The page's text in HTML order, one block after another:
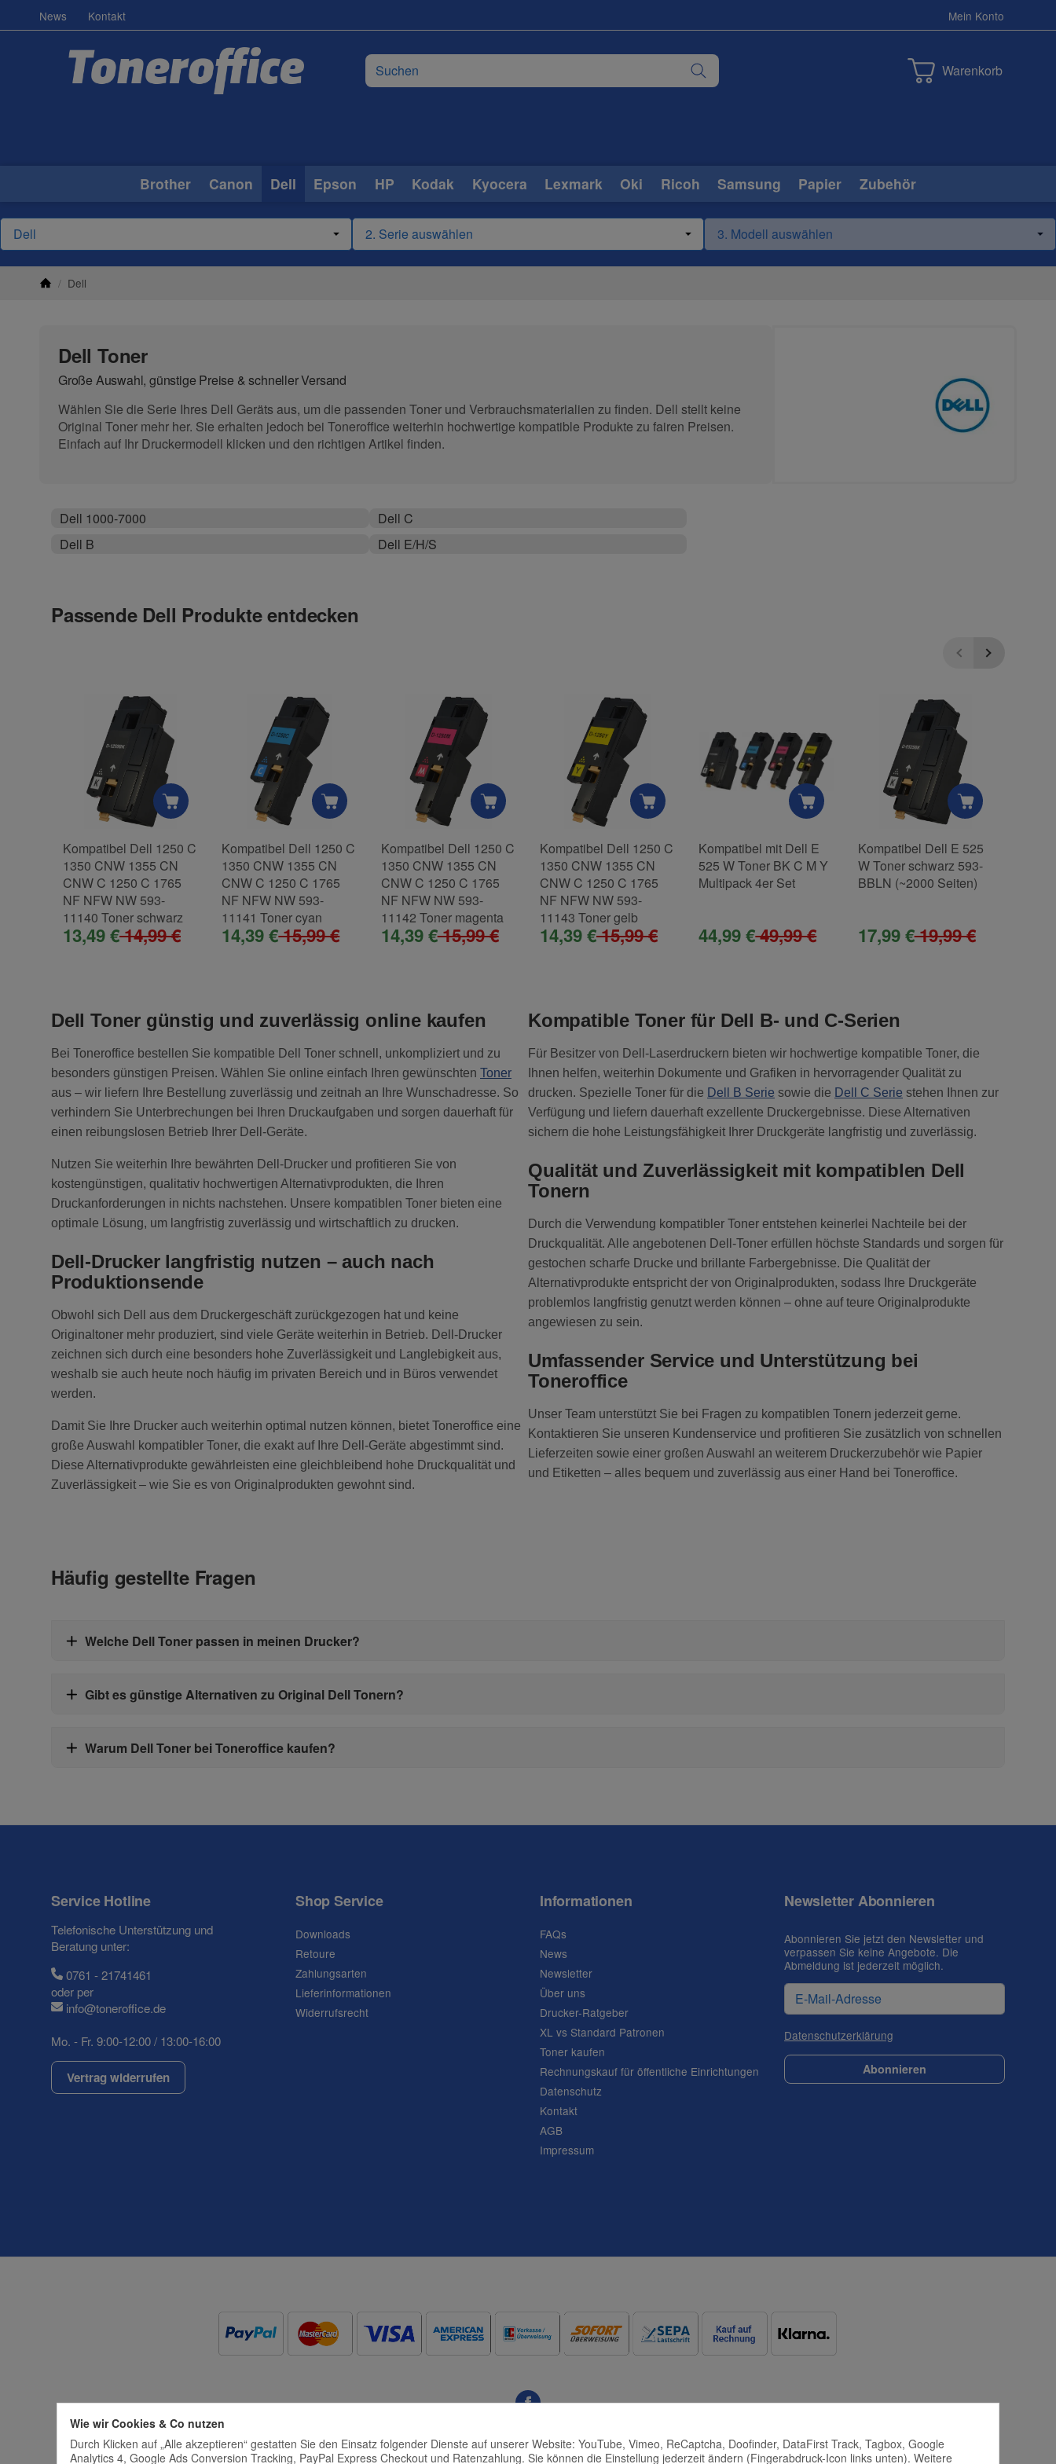
News Kontakt Mein Konto
Warenkorb
Brother Canon Dell Epson HP Kodak Kyocera Lexmark Oki Ricoh Samsung Papier Zubehör
/ Dell
Dell Toner
Große Auswahl, günstige Preise & schneller Versand
Wählen Sie die Serie Ihres Dell Geräts aus, um die passenden Toner und Verbrauchsmaterialien zu finden. Dell stellt keine
Original Toner mehr her. Sie erhalten jedoch bei Toneroffice weiterhin hochwertige kompatible Produkte zu fairen Preisen.
Einfach auf Ihr Druckermodell klicken und den richtigen Artikel finden.
Dell 1000-7000
Dell B
Dell C
Dell E/H/S
Passende Dell Produkte entdecken
Kompatibel Dell 1250 C
1350 CNW 1355 CN
CNW C 1250 C 1765
NF NFW NW 593-
11140 Toner schwarz
13,49 €14,99 €
Kompatibel Dell 1250 C
1350 CNW 1355 CN
CNW C 1250 C 1765
NF NFW NW 593-
11141 Toner cyan
14,39 €15,99 €
Kompatibel Dell 1250 C
1350 CNW 1355 CN
CNW C 1250 C 1765
NF NFW NW 593-
11142 Toner magenta
14,39 €15,99 €
Kompatibel Dell 1250 C
1350 CNW 1355 CN
CNW C 1250 C 1765
NF NFW NW 593-
11143 Toner gelb
14,39 €15,99 €
Kompatibel mit Dell E
525 W Toner BK C M Y
Multipack 4er Set
44,99 €49,99 €
Kompatibel Dell E 525
W Toner schwarz 593-
BBLN (~2000 Seiten)
17,99 €19,99 €
Dell Toner günstig und zuverlässig online kaufen
Bei Toneroffice bestellen Sie kompatible Dell Toner schnell, unkompliziert und zu
besonders günstigen Preisen. Wählen Sie online einfach Ihren gewünschten Toner
aus – wir liefern Ihre Bestellung zuverlässig und zeitnah an Ihre Wunschadresse. So
verhindern Sie Unterbrechungen bei Ihren Druckaufgaben und sorgen dauerhaft für
einen reibungslosen Betrieb Ihrer Dell-Geräte.
Nutzen Sie weiterhin Ihre bewährten Dell-Drucker und profitieren Sie von
kostengünstigen, qualitativ hochwertigen Alternativprodukten, die Ihren
Druckanforderungen in nichts nachstehen. Unsere kompatiblen Toner bieten eine
optimale Lösung, um langfristig zuverlässig und wirtschaftlich zu drucken.
Dell-Drucker langfristig nutzen – auch nach
Produktionsende
Obwohl sich Dell aus dem Druckergeschäft zurückgezogen hat und keine
Originaltoner mehr produziert, sind viele Geräte weiterhin in Betrieb. Dell-Drucker
zeichnen sich durch eine besonders hohe Zuverlässigkeit und Langlebigkeit aus,
weshalb sie auch heute noch häufig im privaten Bereich und in Büros verwendet
werden.
Damit Sie Ihre Drucker auch weiterhin optimal nutzen können, bietet Toneroffice eine
große Auswahl kompatibler Toner, die exakt auf Ihre Dell-Geräte abgestimmt sind.
Diese Alternativprodukte gewährleisten eine gleichbleibend hohe Druckqualität und
Zuverlässigkeit – wie Sie es von Originalprodukten gewohnt sind.
Kompatible Toner für Dell B- und C-Serien
Für Besitzer von Dell-Laserdruckern bieten wir hochwertige kompatible Toner, die
Ihnen helfen, weiterhin Dokumente und Grafiken in hervorragender Qualität zu
drucken. Spezielle Toner für die Dell B Serie sowie die Dell C Serie stehen Ihnen zur
Verfügung und liefern dauerhaft exzellente Druckergebnisse. Diese Alternativen
sichern die hohe Leistungsfähigkeit Ihrer Druckgeräte langfristig und zuverlässig.
Qualität und Zuverlässigkeit mit kompatiblen Dell
Tonern
Durch die Verwendung kompatibler Toner entstehen keinerlei Nachteile bei der
Druckqualität. Alle angebotenen Dell-Toner erfüllen höchste Standards und sorgen für
gestochen scharfe Drucke und brillante Farbergebnisse. Die Qualität der
Alternativprodukte entspricht der von Originalprodukten, sodass Ihre Druckgeräte
problemlos langfristig genutzt werden können – ohne auf teure Originalprodukte
angewiesen zu sein.
Umfassender Service und Unterstützung bei
Toneroffice
Unser Team unterstützt Sie bei Fragen zu kompatiblen Tonern jederzeit gerne.
Kontaktieren Sie unseren Kundenservice und profitieren Sie zusätzlich von schnellen
Lieferzeiten sowie einer großen Auswahl an weiterem Druckerzubehör wie Papier
und Etiketten – alles bequem und zuverlässig aus einer Hand bei Toneroffice.
Häufig gestellte Fragen
Welche Dell Toner passen in meinen Drucker?
Gibt es günstige Alternativen zu Original Dell Tonern?
Warum Dell Toner bei Toneroffice kaufen?
Service Hotline
Telefonische Unterstützung und
Beratung unter:
0761 - 21741461
oder per
info@toneroffice.de
Mo. - Fr. 9:00-12:00 / 13:00-16:00
Vertrag widerrufen
Shop Service
Downloads
Retoure
Zahlungsarten
Lieferinformationen
Widerrufsrecht
Informationen
FAQs
News
Newsletter
Über uns
Drucker-Ratgeber
XL vs Standard Patronen
Toner kaufen
Rechnungskauf für öffentliche Einrichtungen
Datenschutz
Kontakt
AGB
Impressum
Newsletter Abonnieren
Abonnieren Sie jetzt den Newsletter und
verpassen Sie keine Angebote. Die
Abmeldung ist jederzeit möglich.
Datenschutzerklärung
Abonnieren
Wie wir Cookies & Co nutzen
Durch Klicken auf „Alle akzeptieren“ gestatten Sie den Einsatz folgender Dienste auf unserer Website: YouTube, Vimeo, ReCaptcha, Doofinder, DataFirst Track, Tagbox, Google
Analytics 4, Google Ads Conversion Tracking, PayPal Express Checkout und Ratenzahlung. Sie können die Einstellung jederzeit ändern (Fingerabdruck-Icon links unten). Weitere